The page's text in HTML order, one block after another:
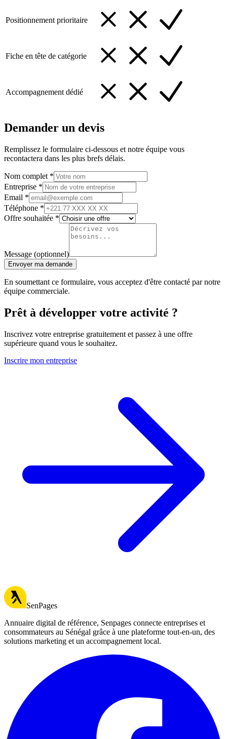
Positionnement prioritaire
Fiche en tête de catégorie
Accompagnement dédié
Demander un devis
Remplissez le formulaire ci-dessous et notre équipe vous
recontactera dans les plus brefs délais.
Nom complet *
Entreprise *
Email *
Téléphone *
Offre souhaitée *
Message (optionnel)
Envoyer ma demande
En soumettant ce formulaire, vous acceptez d'être contacté par notre
équipe commerciale.
Prêt à développer votre activité ?
Inscrivez votre entreprise gratuitement et passez à une offre
supérieure quand vous le souhaitez.
Inscrire mon entreprise
SenPages
Annuaire digital de référence, Senpages connecte entreprises et
consommateurs au Sénégal grâce à une plateforme tout-en-un, des
solutions marketing et un accompagnement local.